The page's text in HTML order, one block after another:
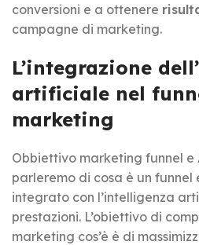
conversioni e a ottenere
campagne di marketing.
L’integrazione
artificiale nel
marketing
Obbiettivo marketing funnel e
parleremo di cosa è un funnel
integrato con l’intelligenza
prestazioni. L’obiettivo di
marketing cos’è è di